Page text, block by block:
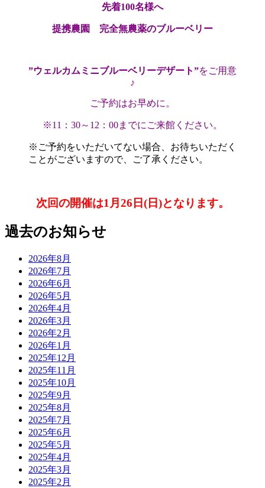
先着100名様へ
提携農園 完全無農薬のブルーベリー
”ウェルカムミニブルーベリーデザート”をご用意
♪
ご予約はお早めに。
※11：30～12：00までにご来館ください。
※ご予約をいただいてない場合、お待ちいただく
ことがございますので、ご了承ください。
次回の開催は1月26日(日)となります。
過去のお知らせ
2026年8月
2026年7月
2026年6月
2026年5月
2026年4月
2026年3月
2026年2月
2026年1月
2025年12月
2025年11月
2025年10月
2025年9月
2025年8月
2025年7月
2025年6月
2025年5月
2025年4月
2025年3月
2025年2月